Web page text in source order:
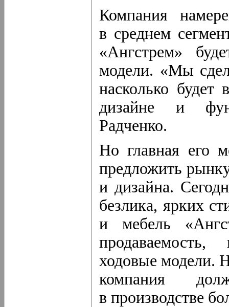
Компания
в среднем
«Ангстрем»
модели. «Мы
насколько будет
дизайне и
Радченко.
Но главная его
предложить
и дизайна.
безлика, ярких
и мебель
ходовые модели.
компания
в производстве